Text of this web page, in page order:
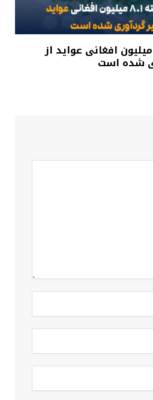
در پنج ماه گذشته ۸.۱ میلیون افغانی عواید از
شده است